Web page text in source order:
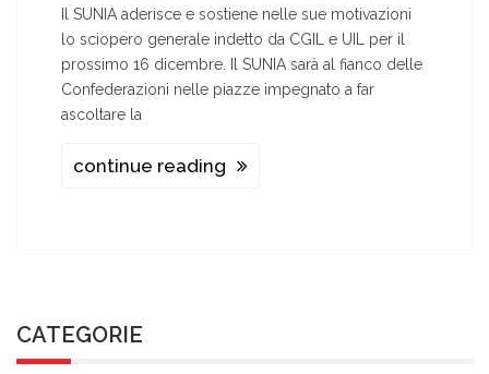
Il SUNIA aderisce e sostiene nelle sue motivazioni
lo sciopero generale indetto da CGIL e UIL per il
prossimo 16 dicembre. Il SUNIA sarà al fianco delle
Confederazioni nelle piazze impegnato a far
ascoltare la
continue reading
CATEGORIE